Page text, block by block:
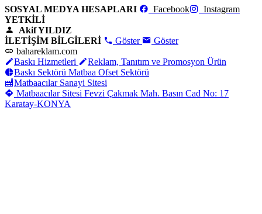
SOSYAL MEDYA HESAPLARI Facebook
Instagram
YETKİLİ
Akif YILDIZ
İLETİŞİM BİLGİLERİ
Göster
Göster
bahareklam.com
Baskı Hizmetleri
Reklam, Tanıtım ve Promosyon Ürün
Baskı Sektörü Matbaa Ofset Sektörü
Matbaacılar Sanayi Sitesi
Matbaacılar Sitesi Fevzi Çakmak Mah. Basın Cad No: 17
Karatay-KONYA